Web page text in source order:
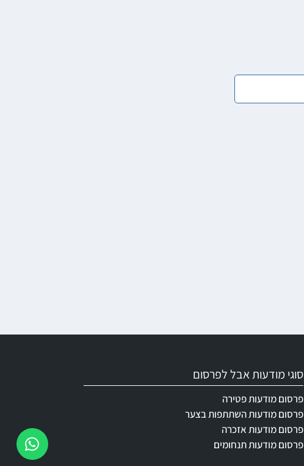
סוגי מודעות אבל לפרסום
פרסום מודעות פטירה
פרסום מודעות השתתפות בצער
פרסום מודעות אזכרה
פרסום מודעות תנחומים